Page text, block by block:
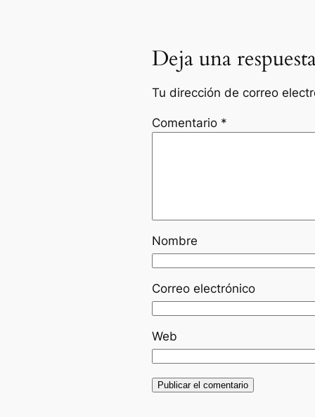
Deja una
Tu dirección de correo
Comentario *
Nombre
Correo electrónico
Web